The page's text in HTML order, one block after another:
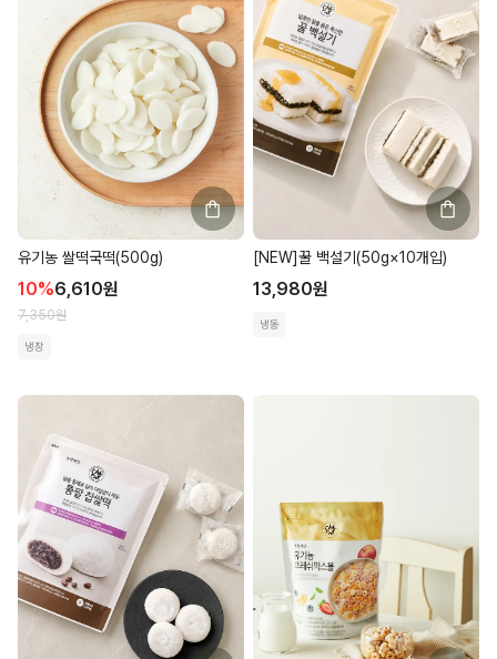
유기농 쌀떡국떡(500g)
10%6,610원
7,350원
냉장
[NEW]꿀 백설기(50g×10개입)
13,980원
냉동